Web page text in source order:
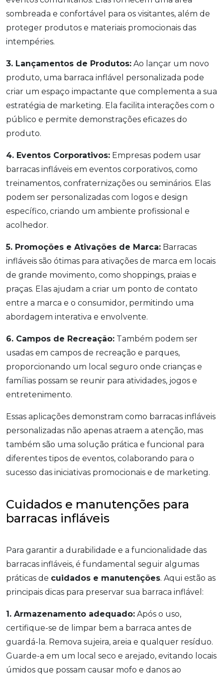
sombreada e confortável para os visitantes, além de
proteger produtos e materiais promocionais das
intempéries.
3. Lançamentos de Produtos: Ao lançar um novo
produto, uma barraca inflável personalizada pode
criar um espaço impactante que complementa a sua
estratégia de marketing. Ela facilita interações com o
público e permite demonstrações eficazes do
produto.
4. Eventos Corporativos: Empresas podem usar
barracas infláveis em eventos corporativos, como
treinamentos, confraternizações ou seminários. Elas
podem ser personalizadas com logos e design
específico, criando um ambiente profissional e
acolhedor.
5. Promoções e Ativações de Marca: Barracas
infláveis são ótimas para ativações de marca em locais
de grande movimento, como shoppings, praias e
praças. Elas ajudam a criar um ponto de contato
entre a marca e o consumidor, permitindo uma
abordagem interativa e envolvente.
6. Campos de Recreação: Também podem ser
usadas em campos de recreação e parques,
proporcionando um local seguro onde crianças e
famílias possam se reunir para atividades, jogos e
entretenimento.
Essas aplicações demonstram como barracas infláveis
personalizadas não apenas atraem a atenção, mas
também são uma solução prática e funcional para
diferentes tipos de eventos, colaborando para o
sucesso das iniciativas promocionais e de marketing.
Cuidados e manutenções para
barracas infláveis
Para garantir a durabilidade e a funcionalidade das
barracas infláveis, é fundamental seguir algumas
práticas de cuidados e manutenções. Aqui estão as
principais dicas para preservar sua barraca inflável:
1. Armazenamento adequado: Após o uso,
certifique-se de limpar bem a barraca antes de
guardá-la. Remova sujeira, areia e qualquer resíduo.
Guarde-a em um local seco e arejado, evitando locais
úmidos que possam causar mofo e danos ao